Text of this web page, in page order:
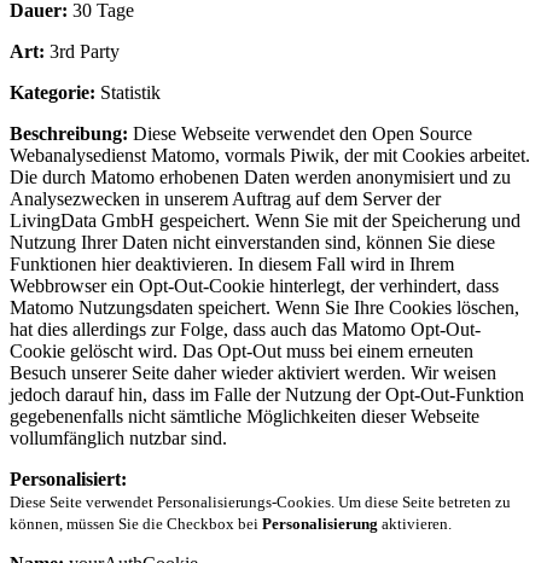
Dauer: 30 Tage
Art: 3rd Party
Kategorie: Statistik
Beschreibung: Diese Webseite verwendet den Open Source
Webanalysedienst Matomo, vormals Piwik, der mit Cookies arbeitet.
Die durch Matomo erhobenen Daten werden anonymisiert und zu
Analysezwecken in unserem Auftrag auf dem Server der
LivingData GmbH gespeichert. Wenn Sie mit der Speicherung und
Nutzung Ihrer Daten nicht einverstanden sind, können Sie diese
Funktionen hier deaktivieren. In diesem Fall wird in Ihrem
Webbrowser ein Opt-Out-Cookie hinterlegt, der verhindert, dass
Matomo Nutzungsdaten speichert. Wenn Sie Ihre Cookies löschen,
hat dies allerdings zur Folge, dass auch das Matomo Opt-Out-
Cookie gelöscht wird. Das Opt-Out muss bei einem erneuten
Besuch unserer Seite daher wieder aktiviert werden. Wir weisen
jedoch darauf hin, dass im Falle der Nutzung der Opt-Out-Funktion
gegebenenfalls nicht sämtliche Möglichkeiten dieser Webseite
vollumfänglich nutzbar sind.
Personalisiert:
Diese Seite verwendet Personalisierungs-Cookies. Um diese Seite betreten zu
können, müssen Sie die Checkbox bei Personalisierung aktivieren.